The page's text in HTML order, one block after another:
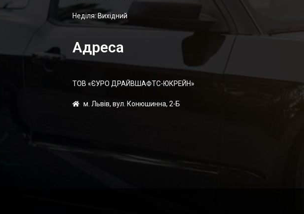
Неділя: Вихідний
Адреса
ТОВ «ЄУРО ДРАЙВШАФТC-ЮКРЕЙН»
м. Львів, вул. Конюшинна, 2-Б